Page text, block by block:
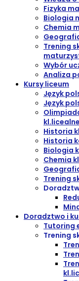
Fizyka
Biologia
Chemia
Trening
Wybór
Analiza
Kursy liceum
Język
Język
kl.licealne
Historia
Historia
Biologia
Chemia
Trening
Doradztwo i
Tutoring
Trening